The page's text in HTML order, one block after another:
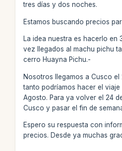
tres días y dos noches.
Estamos buscando precios
La idea nuestra es hacerlo en
vez llegados al machu pichu
cerro Huayna Pichu.-
Nosotros llegamos a Cusco
tanto podríamos hacer el viaje
Agosto. Para ya volver el 24
Cusco y pasar el fin de
Espero su respuesta con
precios. Desde ya muchas